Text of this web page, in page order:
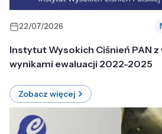
22/07/2026
Instytut Wysokich Ciśnień PAN
wynikami ewaluacji 2022-2025
Zobacz więcej